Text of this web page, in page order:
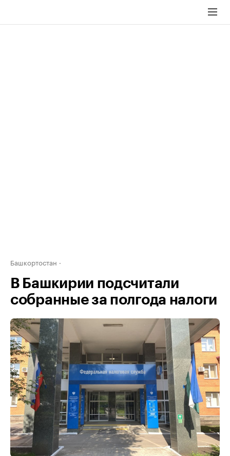
Башкортостан
В Башкирии подсчитали
собранные за полгода налоги